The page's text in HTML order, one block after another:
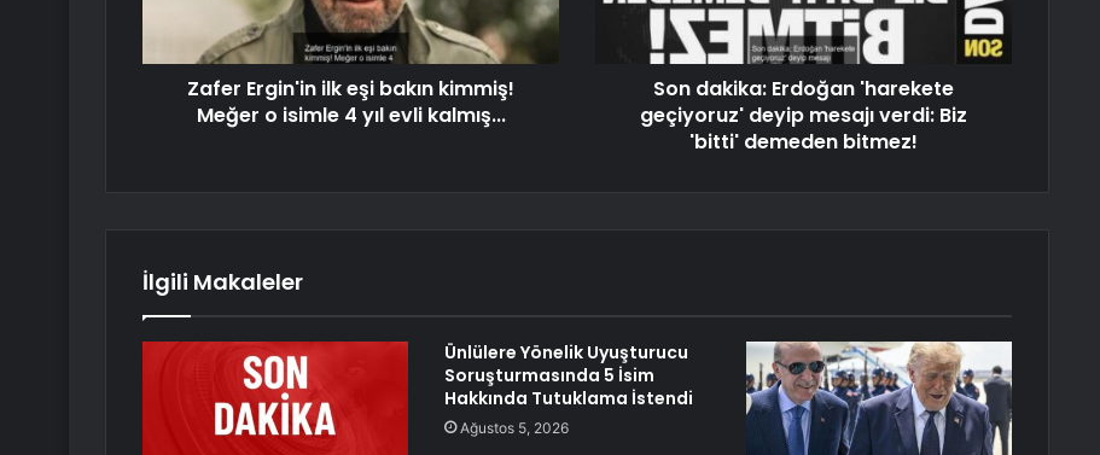
Zafer Ergin'in ilk eşi bakın kimmiş!
Meğer o isimle 4 yıl evli kalmış...
Son dakika: Erdoğan 'harekete
geçiyoruz' deyip mesajı verdi: Biz
'bitti' demeden bitmez!
İlgili Makaleler
Ünlülere Yönelik Uyuşturucu
Soruşturmasında 5 İsim
Hakkında Tutuklama İstendi
Ağustos 5, 2026